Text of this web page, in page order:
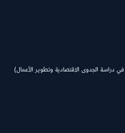
(ٱفاق الجدوى- الشركة السعودية البارزة في دراسة الجدوى الاقتصادية وتطوير الأعمال